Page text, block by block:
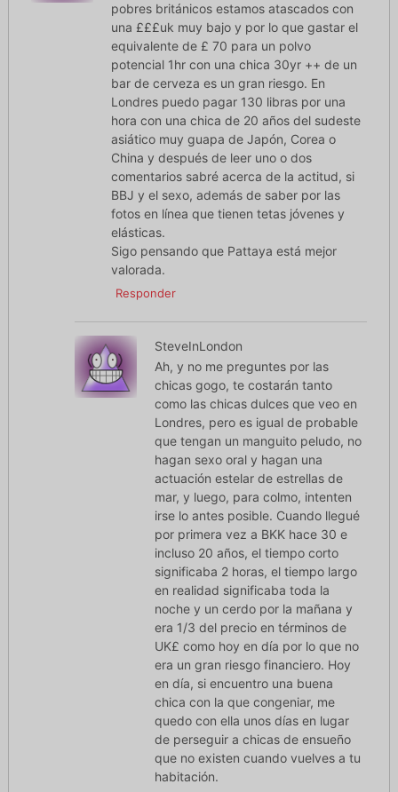
pobres británicos estamos atascados con
una £££uk muy bajo y por lo que gastar el
equivalente de £ 70 para un polvo
potencial 1hr con una chica 30yr ++ de un
bar de cerveza es un gran riesgo. En
Londres puedo pagar 130 libras por una
hora con una chica de 20 años del sudeste
asiático muy guapa de Japón, Corea o
China y después de leer uno o dos
comentarios sabré acerca de la actitud, si
BBJ y el sexo, además de saber por las
fotos en línea que tienen tetas jóvenes y
elásticas.
Sigo pensando que Pattaya está mejor
valorada.
Responder
SteveInLondon
Ah, y no me preguntes por las
chicas gogo, te costarán tanto
como las chicas dulces que veo en
Londres, pero es igual de probable
que tengan un manguito peludo, no
hagan sexo oral y hagan una
actuación estelar de estrellas de
mar, y luego, para colmo, intenten
irse lo antes posible. Cuando llegué
por primera vez a BKK hace 30 e
incluso 20 años, el tiempo corto
significaba 2 horas, el tiempo largo
en realidad significaba toda la
noche y un cerdo por la mañana y
era 1/3 del precio en términos de
UK£ como hoy en día por lo que no
era un gran riesgo financiero. Hoy
en día, si encuentro una buena
chica con la que congeniar, me
quedo con ella unos días en lugar
de perseguir a chicas de ensueño
que no existen cuando vuelves a tu
habitación.